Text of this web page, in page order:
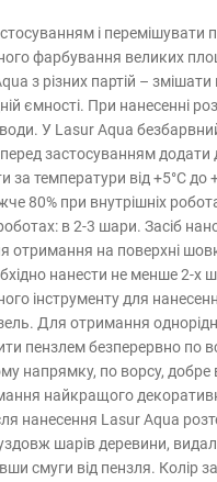
і перемішувати
фарбування великих
з різних партій – змішати
ємності. При нанесенні
У Lasur Aqua
застосуванням додати
за температури від +5°С до
80% при внутрішніх
в 2-3 шари. Засіб
на поверхні
нанести не менше 2-х
інструменту для
Для отримання
пензлем безперервно по
напрямку, по ворсу, добре
найкращого
нанесення Lasur Aqua
шарів деревини,
смуги від пензля. Колір